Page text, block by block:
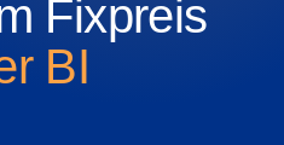
Fixpreis
BI